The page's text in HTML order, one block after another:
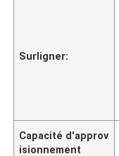
Surligner:
Capacité d'approv
isionnement